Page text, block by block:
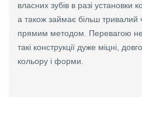
власних зубів в разі установки
а також займає більш
прямим методом. Перевагою
такі конструкції дуже міцні,
кольору і форми.